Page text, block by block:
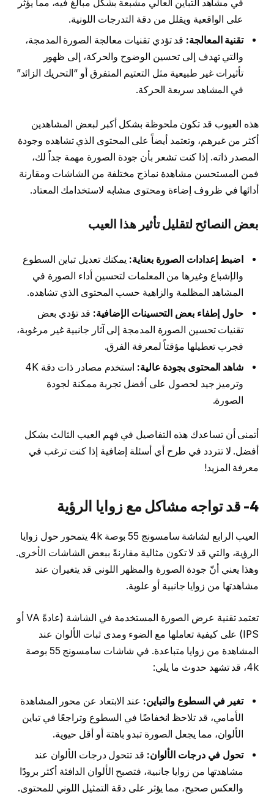
في مشاهد التباين العالي مشبعة بشكل مبالغ فيه، مما يؤثر
على الواقعية ويقلل من دقة التدرجات اللونية.
تقنية المعالجة: قد تؤدي تقنيات معالجة الصورة المدمجة،
والتي تهدف إلى تحسين الوضوح والحركة، إلى ظهور
تأثيرات غير طبيعية مثل التعتيم المتفرق أو “التحريك الزائد”
في المشاهد سريعة الحركة.
هذه العيوب قد تكون ملحوظة بشكل أكبر لبعض المشاهدين
أكثر من غيرهم، وتعتمد أيضاً على المحتوى الذي تشاهده وجودة
المصدر ذاته. إذا كنت تشعر بأن جودة الصورة مهمة جداً لك،
فمن المستحسن مشاهدة نماذج مختلفة من الشاشات ومقارنة
أدائها في ظروف إضاءة ومحتوى مشابه لاستخدامك المعتاد.
بعض النصائح لتقليل تأثير هذا العيب
اضبط إعدادات الصورة بعناية: يمكنك تعديل تباين السطوع
والإشباع وغيرها من المعلمات لتحسين أداء الصورة في
المشاهد المظلمة والزاهية حسب المحتوى الذي تشاهده.
حاول إطفاء بعض التحسينات الإضافية: قد تؤدي بعض
تقنيات تحسين الصورة المدمجة إلى آثار جانبية غير مرغوبة،
فجرب تعطيلها مؤقتاً لمعرفة الفرق.
شاهد المحتوى بجودة عالية:
استخدم مصادر ذات دقة 4K
وترميز جيد لحصول على أفضل تجربة ممكنة لجودة
الصورة.
أتمنى أن تساعدك هذه التفاصيل في فهم العيب الثالث بشكل
أفضل. لا تتردد في طرح أي أسئلة إضافية إذا كنت ترغب في
معرفة المزيد!
4- قد تواجه مشاكل مع زوايا الرؤية
العيب الرابع لشاشة سامسونج 55 بوصة 4k يتمحور حول زوايا
الرؤية، والتي قد لا تكون مثالية مقارنةً ببعض الشاشات الأخرى.
وهذا يعني أنّ جودة الصورة والمظهر اللوني قد يتغيران عند
مشاهدتها من زوايا جانبية أو علوية.
تعتمد تقنية عرض الصورة المستخدمة في الشاشة (عادةً VA أو
IPS) على كيفية تعاملها مع الضوء ومدى ثبات الألوان عند
المشاهدة من زوايا متباعدة. في شاشات سامسونج 55 بوصة
4k، قد تشهد حدوث ما يلي:
تغير في السطوع والتباين: عند الابتعاد عن محور المشاهدة
الأمامي، قد تلاحظ انخفاضًا في السطوع وتراجعًا في تباين
الألوان، مما يجعل الصورة تبدو باهتة أو أقل حيوية.
تحول في درجات الألوان: قد تتحول درجات الألوان عند
مشاهدتها من زوايا جانبية، فتصبح الألوان الدافئة أكثر برودًا
والعكس صحيح، مما يؤثر على دقة التمثيل اللوني للمحتوى.